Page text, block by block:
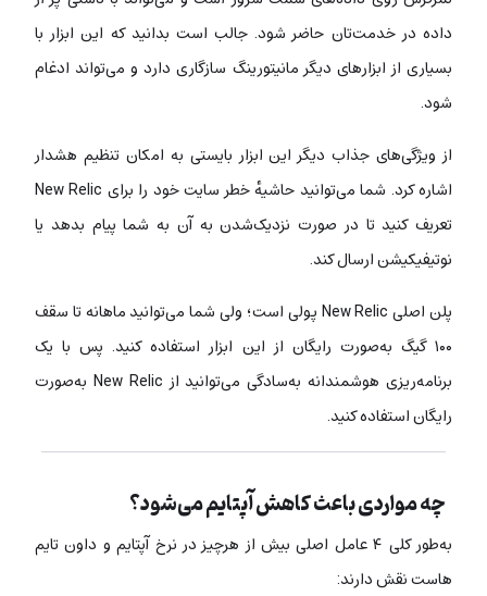
داده در خدمت‌‌تان حاضر شود. جالب است بدانید که این ابزار با
بسیاری از ابزارهای دیگر مانیتورینگ سازگاری دارد و می‌تواند ادغام
شود.
از ویژگی‌های جذاب دیگر این ابزار بایستی به امکان تنظیم هشدار
اشاره کرد. شما می‌توانید حاشیهٔ خطر سایت خود را برای New Relic
تعریف کنید تا در صورت نزدیک‌شدن به آن به شما پیام بدهد یا
نوتیفیکیشن ارسال کند.
پلن اصلی New Relic پولی است؛ ولی شما می‌توانید ماهانه تا سقف
۱۰۰ گیگ به‌صورت رایگان از این ابزار استفاده کنید. پس با یک
برنامه‌ریزی هوشمندانه به‌سادگی می‌توانید از New Relic به‌صورت
رایگان استفاده کنید.
چه مواردی باعث کاهش آپتایم می‌شود؟
به‌طور کلی ۴ عامل اصلی بیش از هرچیز در نرخ آپتایم و داون تایم
هاست نقش دارند: